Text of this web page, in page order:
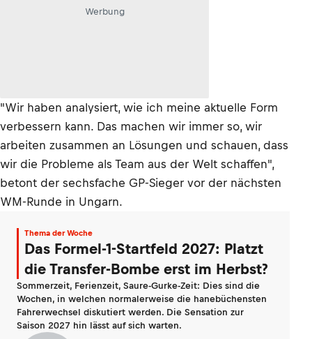
Werbung
"Wir haben analysiert, wie ich meine aktuelle Form
verbessern kann. Das machen wir immer so, wir
arbeiten zusammen an Lösungen und schauen, dass
wir die Probleme als Team aus der Welt schaffen",
betont der sechsfache GP-Sieger vor der nächsten
WM-Runde in Ungarn.
Thema der Woche
Das Formel-1-Startfeld 2027: Platzt
die Transfer-Bombe erst im Herbst?
Sommerzeit, Ferienzeit, Saure-Gurke-Zeit: Dies sind die
Wochen, in welchen normalerweise die hanebüchensten
Fahrerwechsel diskutiert werden. Die Sensation zur
Saison 2027 hin lässt auf sich warten.